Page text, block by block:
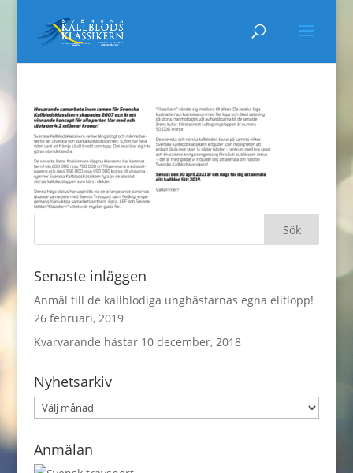
Senaste inläggen
Anmäl till de kallblodiga unghästarnas egna elitlopp!
26 februari, 2019
Kvarvarande hästar 10 december, 2018
Nyhetsarkiv
Nyhetsarkiv
Anmälan